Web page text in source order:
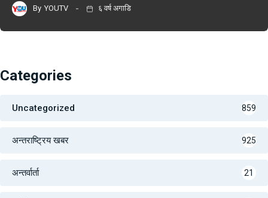
By YOUTV ६ वर्ष अगाडि
Categories
Uncategorized 859
अन्तराष्ट्रिय खबर 925
अन्तर्वार्ता 21